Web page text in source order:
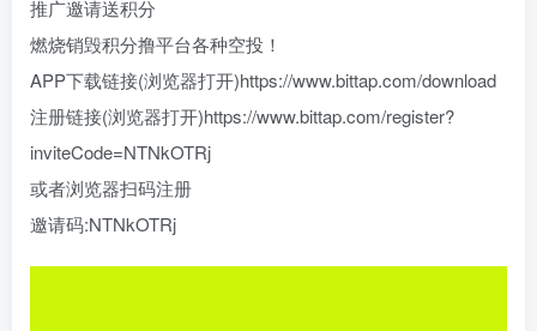
推广邀请送积分
燃烧销毁积分撸平台各种空投！
APP下载链接(浏览器打开)https://www.bittap.com/download
注册链接(浏览器打开)https://www.bittap.com/register?
inviteCode=NTNkOTRj
或者浏览器扫码注册
邀请码:NTNkOTRj